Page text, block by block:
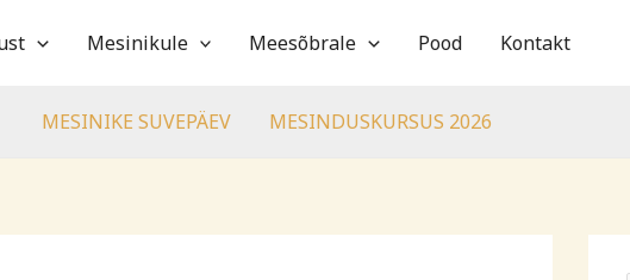
Mesinikule Meesõbrale Pood Kontakt
MESINIKE SUVEPÄEV MESINDUSKURSUS 2026